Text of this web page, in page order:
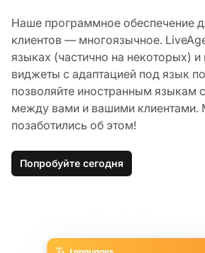
Наше программное обеспечение
клиентов — многоязычное.
языках (частично на некоторых)
виджеты с адаптацией под язык
позволяйте иностранным языкам
между вами и вашими
позаботились об этом!
Попробуйте сегодня